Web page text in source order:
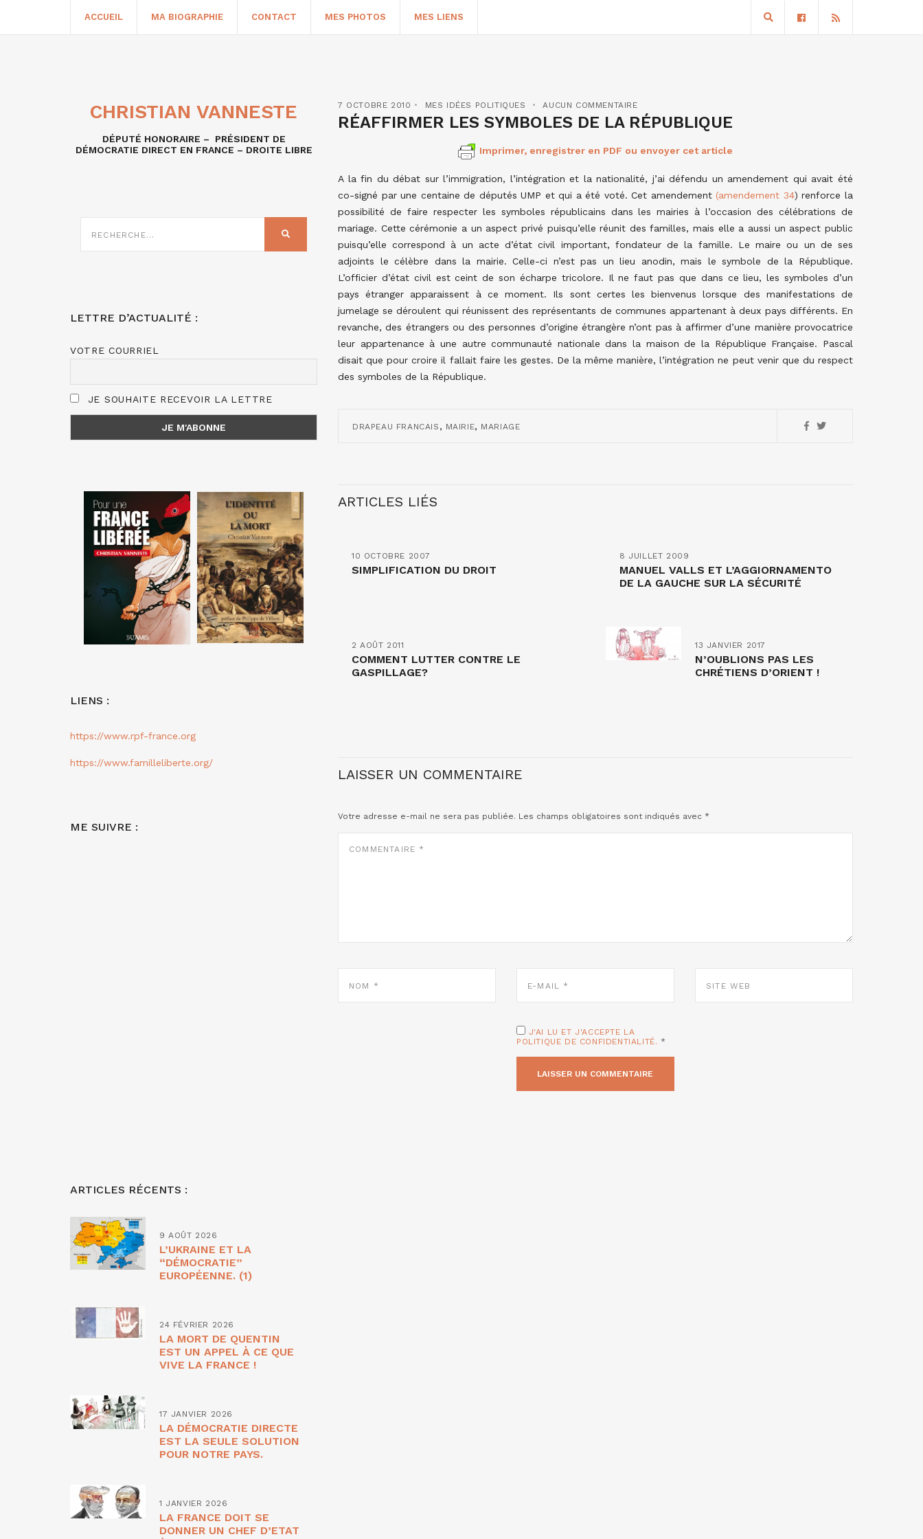
ACCUEIL MA BIOGRAPHIE CONTACT MES PHOTOS MES LIENS
7 OCTOBRE 2010 MES IDÉES POLITIQUES AUCUN COMMENTAIRE
RÉAFFIRMER LES SYMBOLES DE LA RÉPUBLIQUE
Imprimer, enregistrer en PDF ou envoyer cet article
A la fin du débat sur l’immigration, l’intégration et la nationalité, j’ai défendu un amendement qui avait été
co-signé par une centaine de députés UMP et qui a été voté. Cet amendement (amendement 34) renforce la
possibilité de faire respecter les symboles républicains dans les mairies à l’occasion des célébrations de
mariage. Cette cérémonie a un aspect privé puisqu’elle réunit des familles, mais elle a aussi un aspect public
puisqu’elle correspond à un acte d’état civil important, fondateur de la famille. Le maire ou un de ses
adjoints le célèbre dans la mairie. Celle-ci n’est pas un lieu anodin, mais le symbole de la République.
L’officier d’état civil est ceint de son écharpe tricolore. Il ne faut pas que dans ce lieu, les symboles d’un
pays étranger apparaissent à ce moment. Ils sont certes les bienvenus lorsque des manifestations de
jumelage se déroulent qui réunissent des représentants de communes appartenant à deux pays différents. En
revanche, des étrangers ou des personnes d’origine étrangère n’ont pas à affirmer d’une manière provocatrice
leur appartenance à une autre communauté nationale dans la maison de la République Française. Pascal
disait que pour croire il fallait faire les gestes. De la même manière, l’intégration ne peut venir que du respect
des symboles de la République.
DRAPEAU FRANCAIS , MAIRIE, MARIAGE
ARTICLES LIÉS
10 OCTOBRE 2007
SIMPLIFICATION DU DROIT
8 JUILLET 2009
MANUEL VALLS ET L’AGGIORNAMENTO
DE LA GAUCHE SUR LA SÉCURITÉ
2 AOÛT 2011
COMMENT LUTTER CONTRE LE
GASPILLAGE?
13 JANVIER 2017
N’OUBLIONS PAS LES
CHRÉTIENS D’ORIENT !
LAISSER UN COMMENTAIRE
Votre adresse e-mail ne sera pas publiée. Les champs obligatoires sont indiqués avec *
MAIL
WEB
J'AI LU ET J'ACCEPTE LA
POLITIQUE DE CONFIDENTIALITÉ. *
CHRISTIAN VANNESTE
DÉPUTÉ HONORAIRE – PRÉSIDENT DE
DÉMOCRATIE DIRECT EN FRANCE – DROITE LIBRE
SUR
RECHERCHER
LETTRE D’ACTUALITÉ :
VOTRE COURRIEL
JE SOUHAITE RECEVOIR LA LETTRE
LIENS :
https://www.rpf-france.org
https://www.familleliberte.org/
ME SUIVRE :
ARTICLES RÉCENTS :
9 AOÛT 2026
L’UKRAINE ET LA
“DÉMOCRATIE”
EUROPÉENNE. (1)
24 FÉVRIER 2026
LA MORT DE QUENTIN
EST UN APPEL À CE QUE
VIVE LA FRANCE !
17 JANVIER 2026
LA DÉMOCRATIE DIRECTE
EST LA SEULE SOLUTION
POUR NOTRE PAYS.
1 JANVIER 2026
LA FRANCE DOIT SE
DONNER UN CHEF D’ETAT